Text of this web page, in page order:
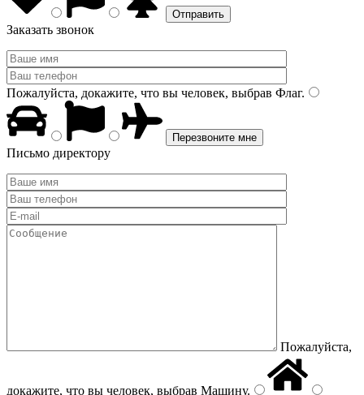
Заказать звонок
Пожалуйста, докажите, что вы человек, выбрав Флаг.
Письмо директору
Пожалуйста,
докажите, что вы человек, выбрав Машину.